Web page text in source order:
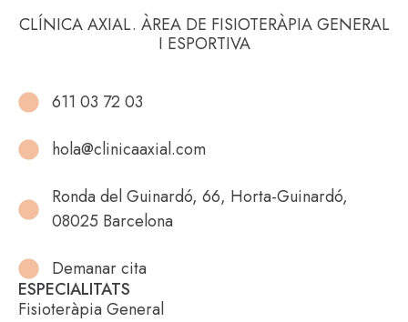
CLÍNICA AXIAL. ÀREA DE FISIOTERÀPIA GENERAL
I ESPORTIVA
611 03 72 03
hola@clinicaaxial.com
Ronda del Guinardó, 66, Horta-Guinardó,
08025 Barcelona
Demanar cita
ESPECIALITATS
Fisioteràpia General